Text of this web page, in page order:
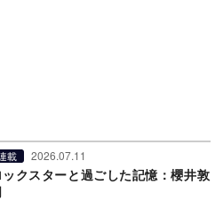
載 2026.07.11
ックスターと過ごした記憶：櫻井敦